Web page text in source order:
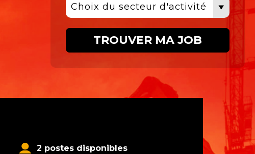
Choix du secteur d'activité
TROUVER MA JOB
2 postes disponibles